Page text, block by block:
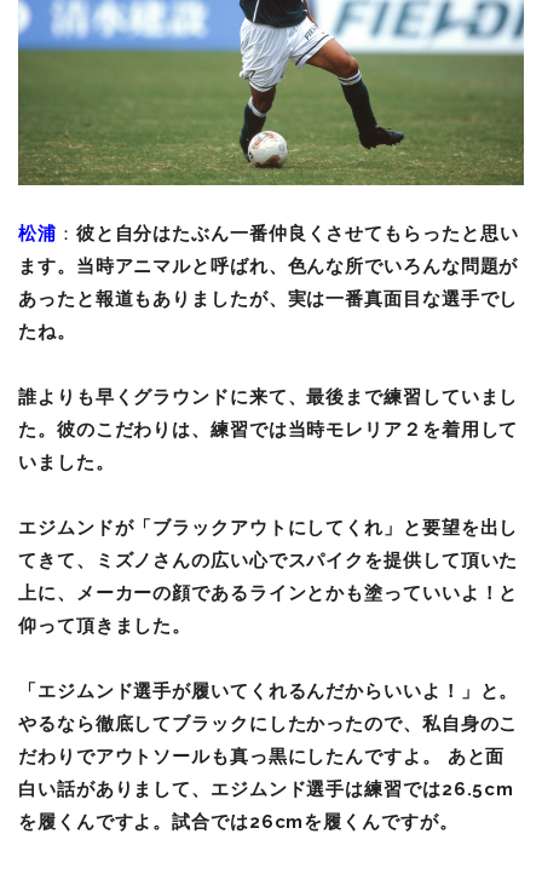
松浦 ： 彼と自分はたぶん一番仲良くさせてもらったと思い
ます。当時アニマルと呼ばれ、色んな所でいろんな問題が
あったと報道もありましたが、実は一番真面目な選手でし
たね。
誰よりも早くグラウンドに来て、最後まで練習していまし
た。彼のこだわりは、練習では当時モレリア２を着用して
いました。
エジムンドが「ブラックアウトにしてくれ」と要望を出し
てきて、ミズノさんの広い心でスパイクを提供して頂いた
上に、メーカーの顔であるラインとかも塗っていいよ！と
仰って頂きました。
「エジムンド選手が履いてくれるんだからいいよ！」と。
やるなら徹底してブラックにしたかったので、私自身のこ
だわりでアウトソールも真っ黒にしたんですよ。 あと面
白い話がありまして、エジムンド選手は練習では26.5cm
を履くんですよ。試合では26cmを履くんですが。